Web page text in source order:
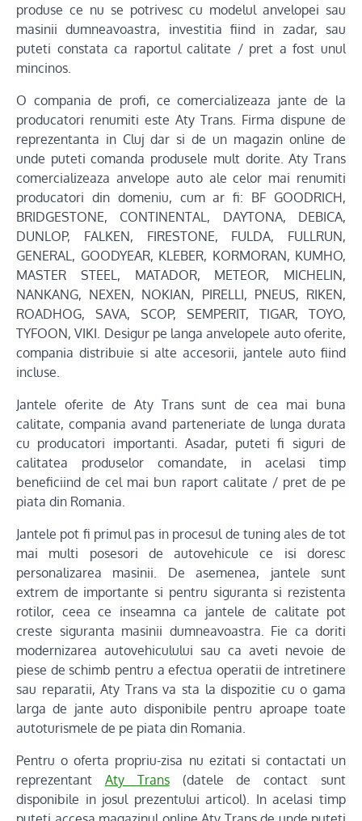
produse ce nu se potrivesc cu modelul anvelopei sau
masinii dumneavoastra, investitia fiind in zadar, sau
puteti constata ca raportul calitate / pret a fost unul
mincinos.
O compania de profi, ce comercializeaza jante de la
producatori renumiti este Aty Trans. Firma dispune de
reprezentanta in Cluj dar si de un magazin online de
unde puteti comanda produsele mult dorite. Aty Trans
comercializeaza anvelope auto ale celor mai renumiti
producatori din domeniu, cum ar fi: BF GOODRICH,
BRIDGESTONE, CONTINENTAL, DAYTONA, DEBICA,
DUNLOP, FALKEN, FIRESTONE, FULDA, FULLRUN,
GENERAL, GOODYEAR, KLEBER, KORMORAN, KUMHO,
MASTER STEEL, MATADOR, METEOR, MICHELIN,
NANKANG, NEXEN, NOKIAN, PIRELLI, PNEUS, RIKEN,
ROADHOG, SAVA, SCOP, SEMPERIT, TIGAR, TOYO,
TYFOON, VIKI. Desigur pe langa anvelopele auto oferite,
compania distribuie si alte accesorii, jantele auto fiind
incluse.
Jantele oferite de Aty Trans sunt de cea mai buna
calitate, compania avand parteneriate de lunga durata
cu producatori importanti. Asadar, puteti fi siguri de
calitatea produselor comandate, in acelasi timp
beneficiind de cel mai bun raport calitate / pret de pe
piata din Romania.
Jantele pot fi primul pas in procesul de tuning ales de tot
mai multi posesori de autovehicule ce isi doresc
personalizarea masinii. De asemenea, jantele sunt
extrem de importante si pentru siguranta si rezistenta
rotilor, ceea ce inseamna ca jantele de calitate pot
creste siguranta masinii dumneavoastra. Fie ca doriti
modernizarea autovehiculului sau ca aveti nevoie de
piese de schimb pentru a efectua operatii de intretinere
sau reparatii, Aty Trans va sta la dispozitie cu o gama
larga de jante auto disponibile pentru aproape toate
autoturismele de pe piata din Romania.
Pentru o oferta propriu-zisa nu ezitati si contactati un
reprezentant Aty Trans(datele de contact sunt
disponibile in josul prezentului articol). In acelasi timp